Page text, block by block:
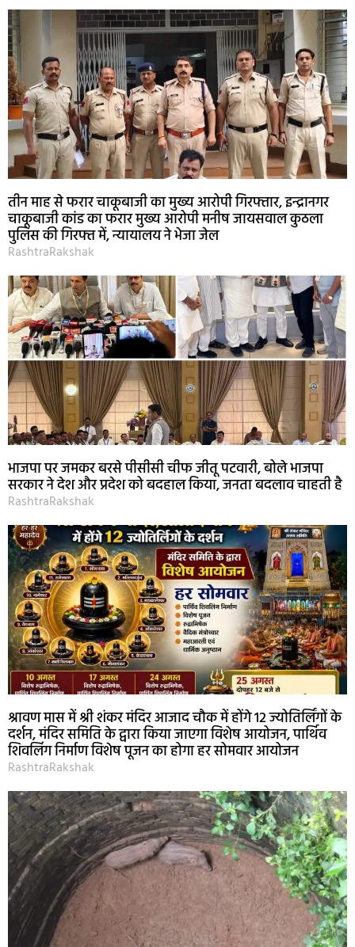
तीन माह से फरार चाकूबाजी का मुख्य आरोपी गिरफ्तार, इन्द्रानगर
चाकूबाजी कांड का फरार मुख्य आरोपी मनीष जायसवाल कुठला
पुलिस की गिरफ्त में, न्यायालय ने भेजा जेल
RashtraRakshak
भाजपा पर जमकर बरसे पीसीसी चीफ जीतू पटवारी, बोले भाजपा
सरकार ने देश और प्रदेश को बदहाल किया, जनता बदलाव चाहती है
RashtraRakshak
श्रावण मास में श्री शंकर मंदिर आजाद चौक में होंगे 12 ज्योतिर्लिंगों के
दर्शन, मंदिर समिति के द्वारा किया जाएगा विशेष आयोजन, पार्थिव
शिवलिंग निर्माण विशेष पूजन का होगा हर सोमवार आयोजन
RashtraRakshak